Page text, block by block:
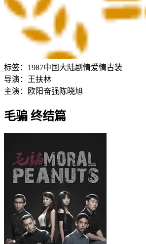
标签： 1987中国大陆剧情爱情古装
导演：
王扶林
主演：
欧阳奋强 陈晓旭
毛骗 终结篇